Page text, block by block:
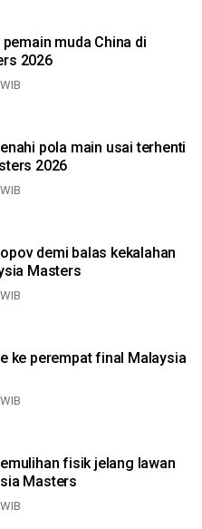
muda China di
2026
pola main usai terhenti
2026
demi balas kekalahan
Masters
ke perempat final Malaysia
fisik jelang lawan
Masters